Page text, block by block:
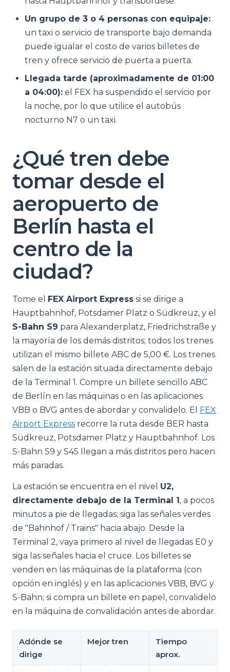
Un grupo de 3 o 4 personas con equipaje:
un taxi o servicio de transporte bajo demanda
puede igualar el costo de varios billetes de
tren y ofrece servicio de puerta a puerta.
Llegada tarde (aproximadamente de 01:00
a 04:00): el FEX ha suspendido el servicio por
la noche, por lo que utilice el autobús
nocturno N7 o un taxi.
¿Qué tren debe
tomar desde el
aeropuerto de
Berlín hasta el
centro de la
ciudad?
Tome el FEX Airport Express si se dirige a
Hauptbahnhof, Potsdamer Platz o Südkreuz, y el
S-Bahn S9 para Alexanderplatz, Friedrichstraße y
la mayoría de los demás distritos; todos los trenes
utilizan el mismo billete ABC de 5,00 €. Los trenes
salen de la estación situada directamente debajo
de la Terminal 1. Compre un billete sencillo ABC
de Berlín en las máquinas o en las aplicaciones
VBB o BVG antes de abordar y convalidelo. El FEX
Airport Express recorre la ruta desde BER hasta
Südkreuz, Potsdamer Platz y Hauptbahnhof. Los
S-Bahn S9 y S45 llegan a más distritos pero hacen
más paradas.
La estación se encuentra en el nivel U2,
directamente debajo de la Terminal 1, a pocos
minutos a pie de llegadas; siga las señales verdes
de "Bahnhof / Trains" hacia abajo. Desde la
Terminal 2, vaya primero al nivel de llegadas E0 y
siga las señales hacia el cruce. Los billetes se
venden en las máquinas de la plataforma (con
opción en inglés) y en las aplicaciones VBB, BVG y
S-Bahn; si compra un billete en papel, convalidelo
en la máquina de convalidación antes de abordar.
Adónde se
dirige
Mejor tren
Tiempo
aprox.